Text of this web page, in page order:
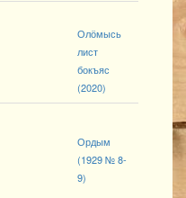
Олӧмысь
лист
бокъяс
(2020)
Ордым
(1929 № 8-
9)